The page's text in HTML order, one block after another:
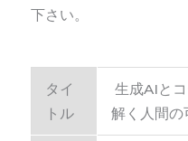
下さい。
タイ
トル
生成AIと
解く人間の